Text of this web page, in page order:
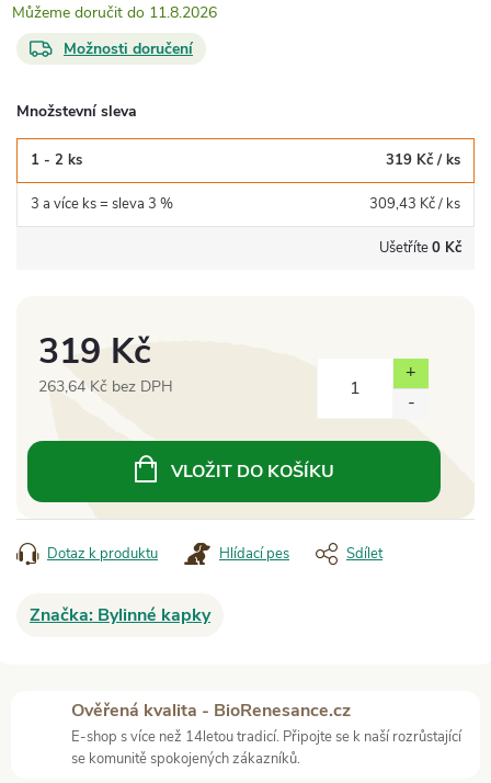
11.8.2026
Možnosti doručení
Množstevní sleva
1 - 2 ks 319 Kč / ks
3 a více ks = sleva 3 % 309,43 Kč/ ks
Ušetříte0 Kč
319 Kč
263,64 Kč bez DPH
cena:
VLOŽIT DO KOŠÍKU
Dotaz k produktu Hlídací pes Sdílet
Značka: Bylinné kapky
Ověřená kvalita - BioRenesance.cz
E-shop s více než 14letou tradicí. Připojte se k naší rozrůstající
se komunitě spokojených zákazníků.